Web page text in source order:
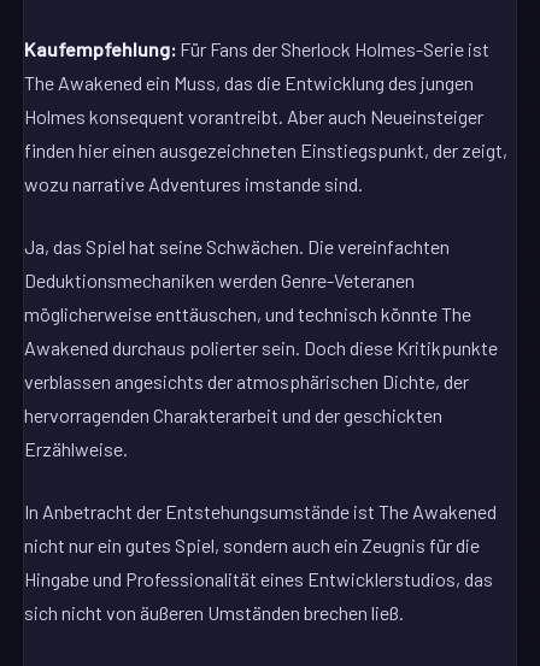
Kaufempfehlung: Für Fans der Sherlock Holmes-Serie ist
The Awakened ein Muss, das die Entwicklung des jungen
Holmes konsequent vorantreibt. Aber auch Neueinsteiger
finden hier einen ausgezeichneten Einstiegspunkt, der zeigt,
wozu narrative Adventures imstande sind.
Ja, das Spiel hat seine Schwächen. Die vereinfachten
Deduktionsmechaniken werden Genre-Veteranen
möglicherweise enttäuschen, und technisch könnte The
Awakened durchaus polierter sein. Doch diese Kritikpunkte
verblassen angesichts der atmosphärischen Dichte, der
hervorragenden Charakterarbeit und der geschickten
Erzählweise.
In Anbetracht der Entstehungsumstände ist The Awakened
nicht nur ein gutes Spiel, sondern auch ein Zeugnis für die
Hingabe und Professionalität eines Entwicklerstudios, das
sich nicht von äußeren Umständen brechen ließ.